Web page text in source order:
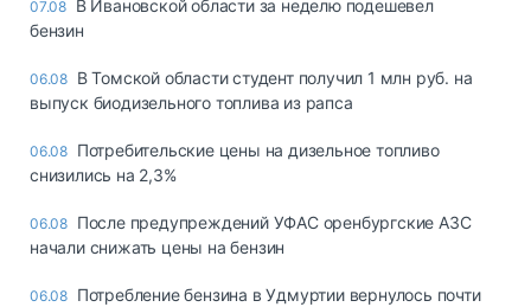
07.08 В Ивановской области за неделю подешевел
бензин
06.08 В Томской области студент получил 1 млн руб. на
выпуск биодизельного топлива из рапса
06.08 Потребительские цены на дизельное топливо
снизились на 2,3%
06.08 После предупреждений УФАС оренбургские АЗС
начали снижать цены на бензин
06.08 Потребление бензина в Удмуртии вернулось почти